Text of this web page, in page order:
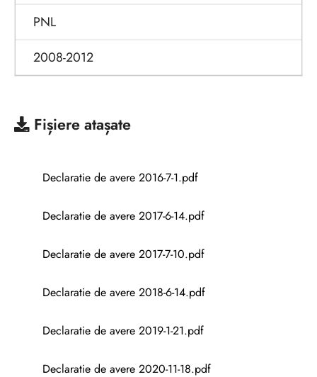
PNL
2008-2012
Fișiere atașate
Declaratie de avere 2016-7-1.pdf
Declaratie de avere 2017-6-14.pdf
Declaratie de avere 2017-7-10.pdf
Declaratie de avere 2018-6-14.pdf
Declaratie de avere 2019-1-21.pdf
Declaratie de avere 2020-11-18.pdf